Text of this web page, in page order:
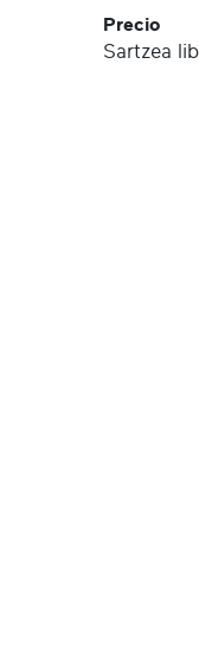
Precio
Sartzea